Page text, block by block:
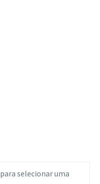
para selecionar uma